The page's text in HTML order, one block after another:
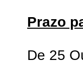
Prazo
De 25